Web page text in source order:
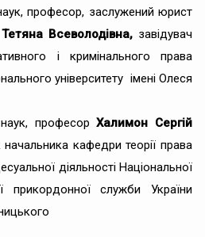
професор, заслужений юрист
Всеволодівна,завідувач
і кримінального права
університету імені Олеся
професорХалимон Сергій
начальника кафедри теорії права
діяльності Національної
прикордонної служби України